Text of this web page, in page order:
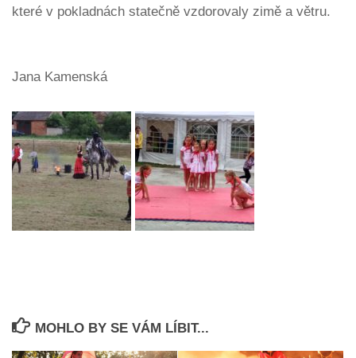
které v pokladnách statečně vzdorovaly zimě a větru.
Jana Kamenská
MOHLO BY SE VÁM LÍBIT...